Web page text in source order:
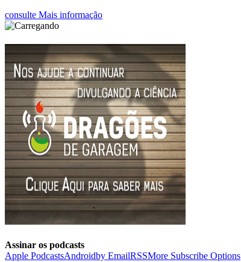
consulte Mais informação
Assinar os podcasts
Apple PodcastsAndroidby EmailRSSMore Subscribe Options